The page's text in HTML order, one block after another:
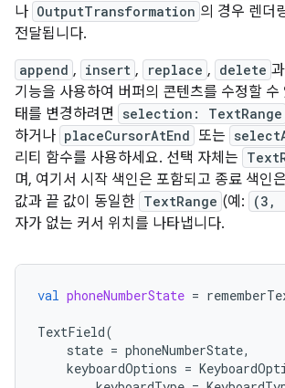
나 OutputTransformation 의 경우 렌더
전달됩니다.
append , insert , replace , delete
기능을 사용하여 버퍼의 콘텐츠를 수정할
태를 변경하려면
selection: TextRange
하거나 placeCursorAtEnd 또는
리티 함수를 사용하세요. 선택 자체는
며, 여기서 시작 색인은 포함되고 종료 색인
값과 끝 값이 동일한 TextRange (예: (3,
자가 없는 커서 위치를 나타냅니다.
val phoneNumberState =
TextField(
state = phoneNumberState,
keyboardOptions =